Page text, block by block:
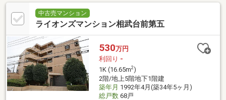
中古売マンション
ライオンズマンション相武台前第五
530万円
利回り -
1K (16.65m2)
2階/地上5階地下1階建
築年月 1992年4月(築34年5ヶ月)
総戸数68戸